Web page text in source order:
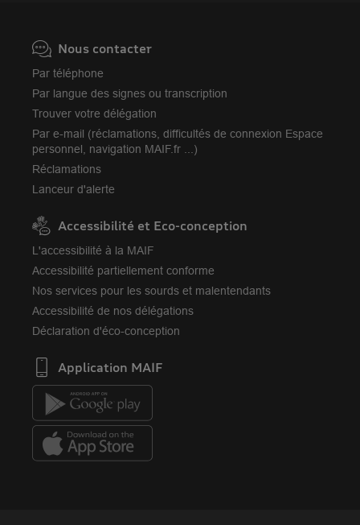
Nous contacter
Par téléphone
Par langue des signes ou transcription
Trouver votre délégation
Par e-mail (réclamations, difficultés de connexion Espace
personnel, navigation MAIF.fr ...)
Réclamations
Lanceur d'alerte
Accessibilité et Eco-conception
L'accessibilité à la MAIF
Accessibilité partiellement conforme
Nos services pour les sourds et malentendants
Accessibilité de nos délégations
Déclaration d'éco-conception
Application MAIF